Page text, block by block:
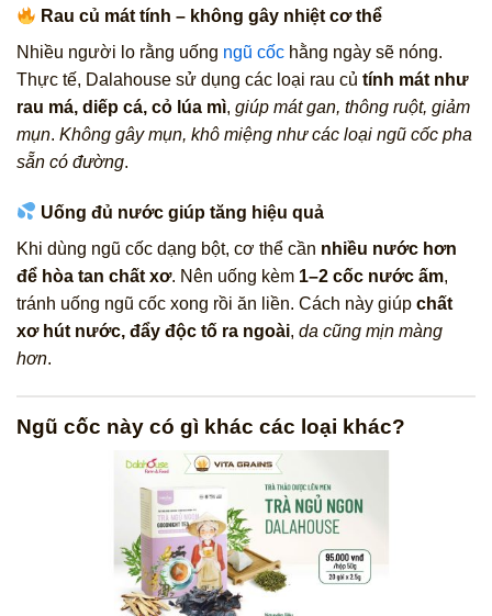
Rau củ mát tính – không gây nhiệt cơ thể
Nhiều người lo rằng uống ngũ cốc hằng ngày sẽ nóng.
Thực tế, Dalahouse sử dụng các loại rau củ tính mát như
rau má, diếp cá, cỏ lúa mì, giúp mát gan, thông ruột, giảm
mụn. Không gây mụn, khô miệng như các loại ngũ cốc pha
sẵn có đường.
Uống đủ nước giúp tăng hiệu quả
Khi dùng ngũ cốc dạng bột, cơ thể cần nhiều nước hơn
để hòa tan chất xơ. Nên uống kèm 1–2 cốc nước ấm,
tránh uống ngũ cốc xong rồi ăn liền. Cách này giúp chất
xơ hút nước, đẩy độc tố ra ngoài, da cũng mịn màng
hơn.
Ngũ cốc này có gì khác các loại khác?